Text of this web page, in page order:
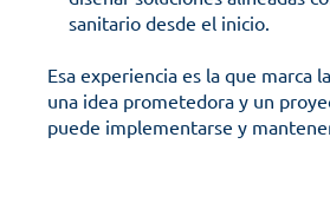
sanitario desde el inicio.
Esa experiencia es la que marca
una idea prometedora y un
puede implementarse y